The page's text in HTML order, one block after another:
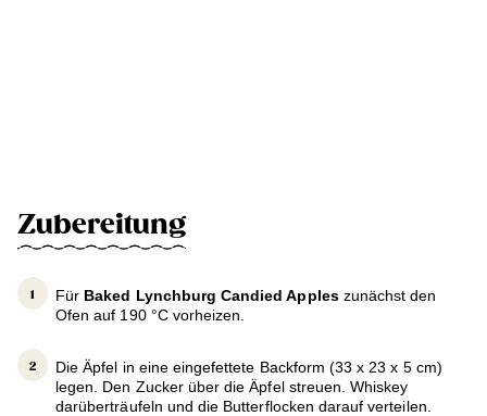
Zubereitung
Für Baked Lynchburg Candied Appleszunächst den
Ofen auf 190 °C vorheizen.
Die Äpfel in eine eingefettete Backform (33 x 23 x 5 cm)
legen. Den Zucker über die Äpfel streuen. Whiskey
darüberträufeln und die Butterflocken darauf verteilen.